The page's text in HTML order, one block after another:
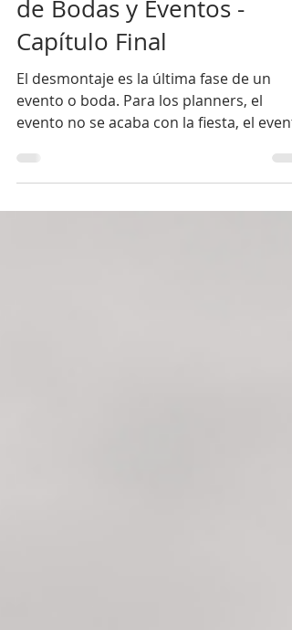
Guía Rápida del Protocolo
de Bodas y Eventos -
Capítulo Final
El desmontaje es la última fase de un
evento no se acaba con la fiesta, el
se acaba uno o dos dí